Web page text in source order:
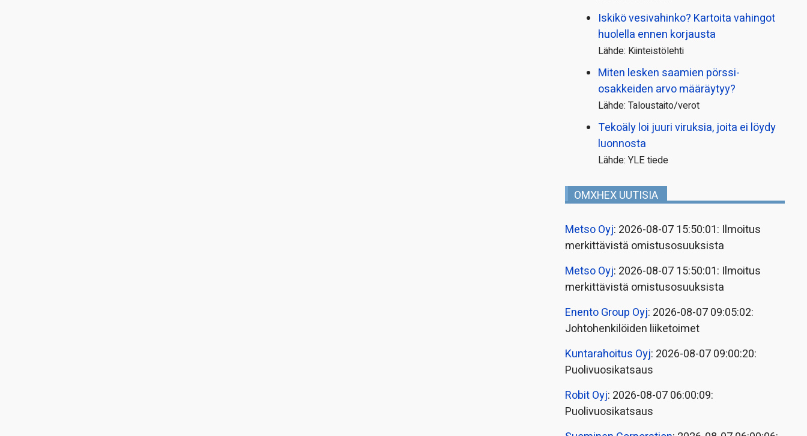
Iskikö vesivahinko? Kartoita vahingot
huolella ennen korjausta
Lähde: Kiinteistölehti
Miten lesken saamien pörssi­
osakkeiden arvo määräytyy?
Lähde: Taloustaito/verot
Tekoäly loi juuri viruksia, joita ei löydy
luonnosta
Lähde: YLE tiede
OMXHEX UUTISIA
Metso Oyj: 2026-08-07 15:50:01: Ilmoitus
merkittävistä omistusosuuksista
Metso Oyj: 2026-08-07 15:50:01: Ilmoitus
merkittävistä omistusosuuksista
Enento Group Oyj: 2026-08-07 09:05:02:
Johtohenkilöiden liiketoimet
Kuntarahoitus Oyj: 2026-08-07 09:00:20:
Puolivuosikatsaus
Robit Oyj: 2026-08-07 06:00:09:
Puolivuosikatsaus